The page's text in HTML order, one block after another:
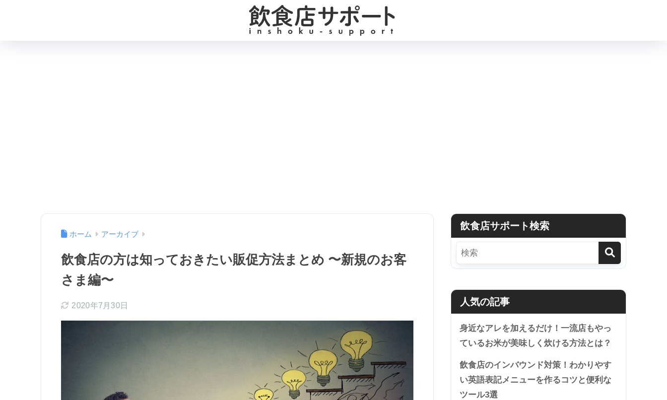
ホーム アーカイブ
飲食店の方は知っておきたい販促方法まとめ 〜新規のお客
さま編〜
2020年7月30日
飲食店サポート検索
人気の記事
身近なアレを加えるだけ！一流店もやっ
ているお米が美味しく炊ける方法とは？
飲食店のインバウンド対策！わかりやす
い英語表記メニューを作るコツと便利な
ツール3選